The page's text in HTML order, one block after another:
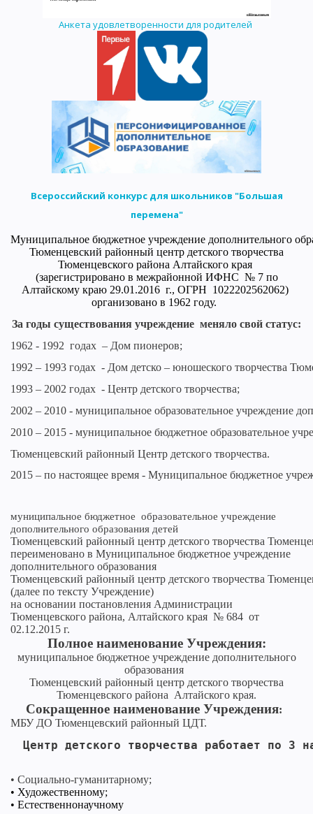
Анкета удовлетворенности для родителей
Всероссийский конкурс для школьников "Большая
перемена"
Муниципальное бюджетное учреждение дополнительного
Тюменцевский районный центр детского творчества
Тюменцевского района Алтайского края
(зарегистрировано в межрайонной ИФНС № 7 по
Алтайскому краю 29.01.2016 г., ОГРН 1022202562062)
организовано в 1962 году.
За годы существования учреждение  меняло свой статус:
1962 - 1992  годах  – Дом пионеров;
1992 – 1993 годах  - Дом детско – юношеского творчества
1993 – 2002 годах  - Центр детского творчества;
2002 – 2010 - муниципальное образовательное учреждение
2010 – 2015 - муниципальное бюджетное образовательное
Тюменцевский районный Центр детского творчества.
2015 – по настоящее время - Муниципальное бюджетное
муниципальное бюджетное образовательное учреждение
дополнительного образования детей
Тюменцевский районный центр детского творчества
переименовано в Муниципальное бюджетное учреждение
дополнительного образования
Тюменцевский районный центр детского творчества
(далее по тексту Учреждение)
на основании постановления Администрации
Тюменцевского района, Алтайского края № 684 от
02.12.2015 г.
Полное наименование Учреждения:
муниципальное бюджетное учреждение дополнительного
образования
Тюменцевский районный центр детского творчества
Тюменцевского района Алтайского края.
Сокращенное наименование Учреждения:
МБУ ДО Тюменцевский районный ЦДТ.
Центр детского творчества работает по 3
• Социально-гуманитарному;
• Художественному;
• Естественнонаучному